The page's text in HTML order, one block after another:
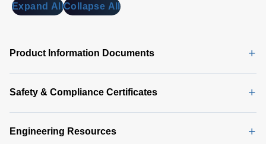
Expand AllCollapse All
Product Information Documents
Safety & Compliance Certificates
Engineering Resources